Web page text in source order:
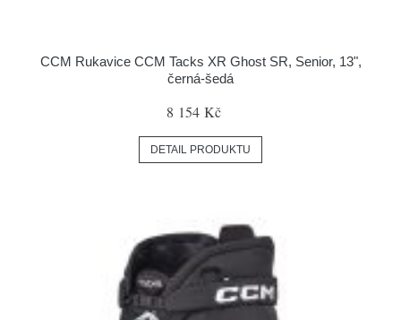
CCM Rukavice CCM Tacks XR Ghost SR, Senior, 13",
černá-šedá
8 154 Kč
DETAIL PRODUKTU